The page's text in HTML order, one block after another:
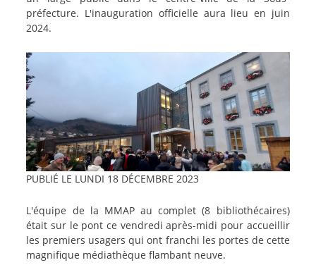
préfecture. L'inauguration officielle aura lieu en juin
2024.
Image
PUBLIÉ LE LUNDI 18 DÉCEMBRE 2023
texte-
actu
L'équipe de la MMAP au complet (8 bibliothécaires)
était sur le pont ce vendredi après-midi pour accueillir
les premiers usagers qui ont franchi les portes de cette
magnifique médiathèque flambant neuve.